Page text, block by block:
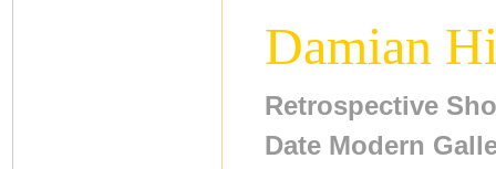
Damian
Retrospective
Date Modern